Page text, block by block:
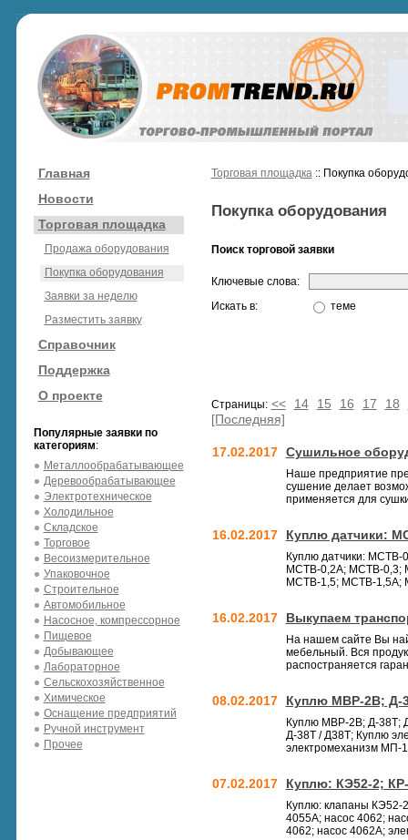
Главная
Новости
Торговая площадка
Продажа оборудования
Покупка оборудования
Заявки за неделю
Разместить заявку
Справочник
Поддержка
О проекте
Популярные заявки по
категориям:
Металлообрабатывающее
Деревообрабатывающее
Электротехническое
Холодильное
Складское
Торговое
Весоизмерительное
Упаковочное
Строительное
Автомобильное
Насосное, компрессорное
Пищевое
Добывающее
Лабораторное
Сельскохозяйственное
Химическое
Оснащение предприятий
Ручной инструмент
Прочее
Торговая площадка:: Покупка
Покупка оборудования
Поиск торговой заявки
Ключевые слова:
Искать в:
теме
Страницы: << 14 15 16 17 18
[Последняя]
17.02.2017 Сушильное
Наше предприятие
сушение делает
применяется для
16.02.2017 Куплю датчики:
Куплю датчики: МСТВ-
МСТВ-0,2А; МСТВ-0,3;
МСТВ-1,5; МСТВ-1,5А;
16.02.2017 Выкупаем
На нашем сайте Вы
мебельный. Вся
распостраняется
08.02.2017 Куплю МВР-2В; Д-
Куплю МВР-2В; Д-38Т;
Д-38Т / Д38Т; Куплю
электромеханизм
07.02.2017 Куплю: КЭ52-2;
Куплю: клапаны КЭ52-
4055А; насос 4062;
4062; насос 4062А;